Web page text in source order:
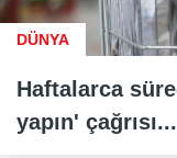
DÜNYA
Haftalarca
yapın' çağrısı...